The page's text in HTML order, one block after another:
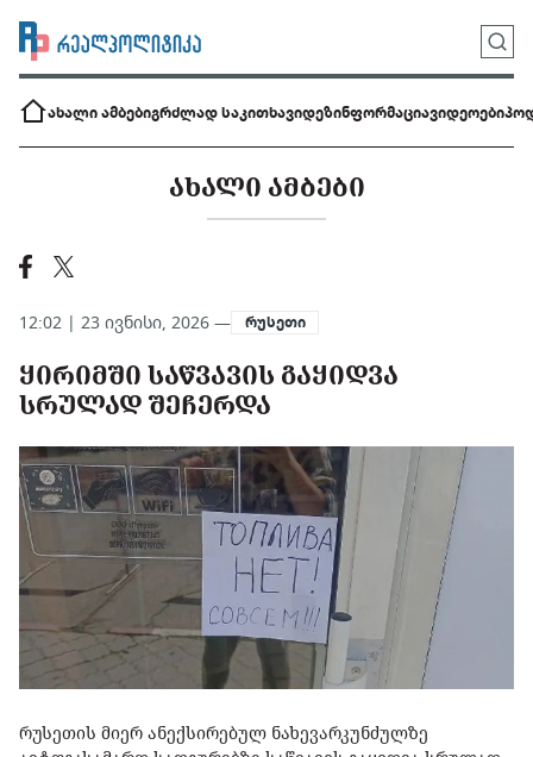
ახალი ამბებიგრძლად საკითხავიდეზინფორმაციავიდეოები
ᲐᲮᲐᲚᲘ ᲐᲛᲑᲔᲑᲘ
12:02 | 23 ივნისი, 2026 — რუსეთი
ᲧᲘᲠᲘᲛᲨᲘ ᲡᲐᲬᲕᲐᲕᲘᲡ ᲒᲐᲧᲘᲓᲕᲐ
ᲡᲠᲣᲚᲐᲓ ᲨᲔᲩᲔᲠᲓᲐ
რუსეთის მიერ ანექსირებულ ნახევარკუნძულზე